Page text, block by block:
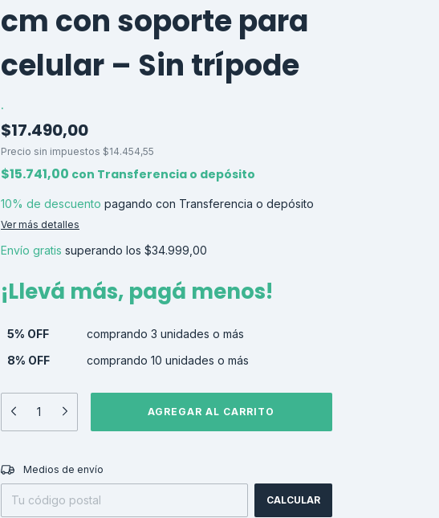
cm con soporte para
celular – Sin trípode
.
$17.490,00
Precio sin impuestos $14.454,55
$15.741,00 con Transferencia o depósito
10% de descuento pagando con Transferencia o depósito
Ver más detalles
Envío gratis superando los $34.999,00
¡Llevá más, pagá menos!
5% OFF
comprando 3 unidades o más
8% OFF
comprando 10 unidades o más
Entregas para el CP:
Medios de envío
CALCULAR